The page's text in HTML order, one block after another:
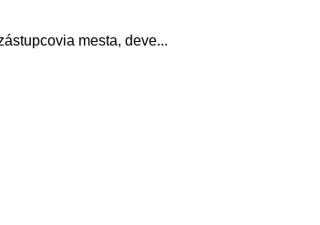
mesta, deve...